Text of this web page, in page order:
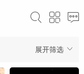
展开筛选